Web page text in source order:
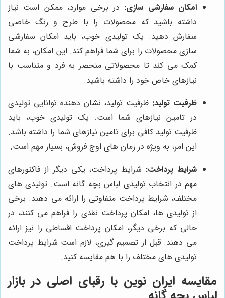
امکان سفارشی سازی: در برخی موارد، ممکن است نیاز
داشته باشید که محصولات را با طرح و رنگ خاصی
سفارش دهید. یک تولیدی خوب، باید امکان سفارشی
سازی محصولات را برای شما فراهم کند. این امکان، به شما
کمک می کند تا محصولاتی منحصر به فرد و متناسب با
نیازهای خاص خود را داشته باشید.
ظرفیت تولید: ظرفیت تولید، نشان دهنده توانایی تولیدی
در تامین نیازهای شما است. یک تولیدی خوب، باید
ظرفیت تولید کافی برای تامین نیازهای شما را داشته باشد.
این امر، به ویژه در زمان های اوج فروش، بسیار مهم است.
شرایط پرداخت: شرایط پرداخت، یکی دیگر از فاکتورهای
مهم در انتخاب تولیدی لباس بچه گانه است. تولیدی های
مختلف، شرایط پرداخت متفاوتی را ارائه می دهند. برخی
از تولیدی ها، امکان پرداخت نقدی را فراهم می کنند، در
حالی که برخی دیگر، امکان پرداخت اقساطی را نیز ارائه
می دهند. قبل از تصمیم گیری، لازم است شرایط پرداخت
تولیدی های مختلف را با هم مقایسه کنید.
مقایسه ایران نوین با رقبای اصلی در بازار